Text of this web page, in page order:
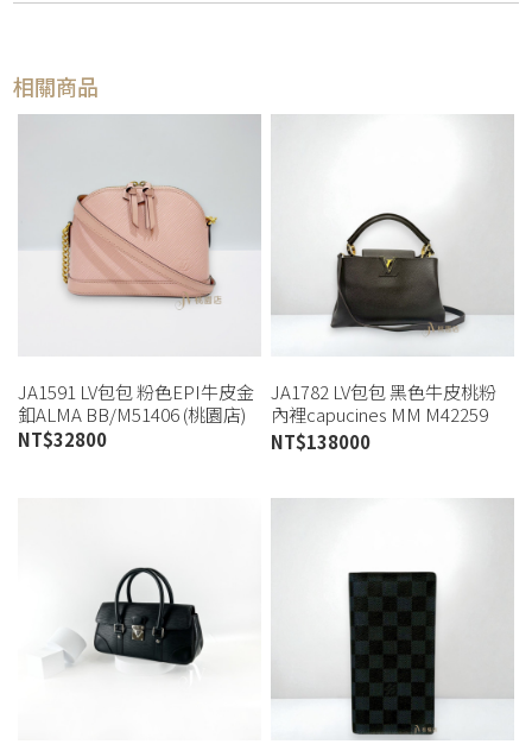
相關商品
JA1591 LV包包 粉色EPI牛皮金
釦ALMA BB/M51406 (桃園店)
NT$32800
JA1782 LV包包 黑色牛皮桃粉
內裡capucines MM M42259
(桃園店)
NT$138000